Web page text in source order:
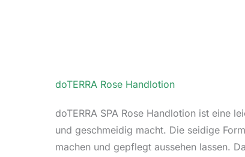
doTERRA Rose Handlotion
doTERRA SPA Rose Handlotion ist eine
und geschmeidig macht. Die seidige
machen und gepflegt aussehen lassen.